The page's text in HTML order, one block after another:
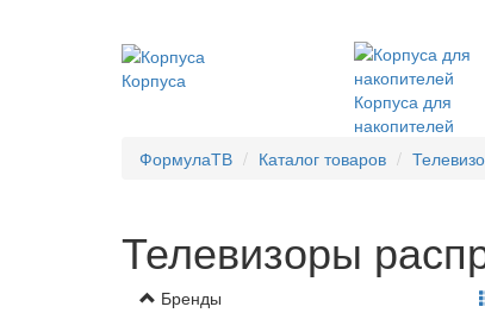
Корпуса
Корпуса для
накопителей
ФормулаТВ Каталог товаров
Телевизоры
Бренды